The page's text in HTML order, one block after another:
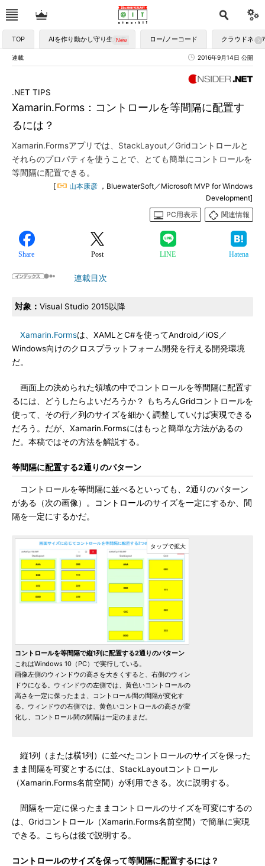
TOP AIを作り動かし守り生かす ロー/ノーコード クラウドネイ
連載 2016年9月14日 公開
Xamarin.Forms：コントロールを等間隔に配置す
るには？
.NET TIPS
Xamarin.Formsアプリでは、StackLayout／Gridコントロールと
それらのプロパティを使うことで、とても簡単にコントロールを
等間隔に配置できる。
[ 山本康彦 ，BluewaterSoft／Microsoft MVP for Windows
Development]
PC用表示
関連情報
Share Post LINE Hatena
連載目次
対象： Visual Studio 2015以降
Xamarin.Formsは、XAMLとC#を使ってAndroid／iOS／
Windows向けのクロスプラットフォーム開発を行える開発環境
だ。
画面上の決められた領域の中でコントロールを等間隔に配置す
るには、どうしたらよいだろうか？ もちろんGridコントロールを
使って、その行／列のサイズを細かく調整していけば実現できる
だろう。だが、Xamarin.Formsにはもっと簡単な方法があるの
だ。本稿ではその方法を解説する。
等間隔に配置する2通りのパターン
コントロールを等間隔に並べるといっても、2通りのパターン
がある（次の画像）。コントロールのサイズを一定にするか、間
隔を一定にするかだ。
コントロールを等間隔で縦1列に配置する2通りのパターン
これはWindows 10（PC）で実行している。
画像左側のウィンドウの高さを大きくすると、右側のウィン
ドウになる。ウィンドウの左側では、黄色いコントロールの
高さを一定に保ったまま、コントロール間の間隔が変化す
る。ウィンドウの右側では、黄色いコントロールの高さが変
化し、コントロール間の間隔は一定のままだ。
縦1列（または横1列）に並べたコントロールのサイズを保った
まま間隔を可変とするには、StackLayoutコントロール
（Xamarin.Forms名前空間）が利用できる。次に説明する。
間隔を一定に保ったままコントロールのサイズを可変にするの
は、Gridコントロール（Xamarin.Forms名前空間）で簡単に実現
できる。こちらは後で説明する。
コントロールのサイズを保って等間隔に配置するには？